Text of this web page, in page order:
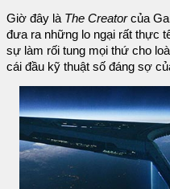
Giờ đây là The Creatorcủa
đưa ra những lo ngại rất thực
sự làm rối tung mọi thứ cho
cái đầu kỹ thuật số đáng sợ